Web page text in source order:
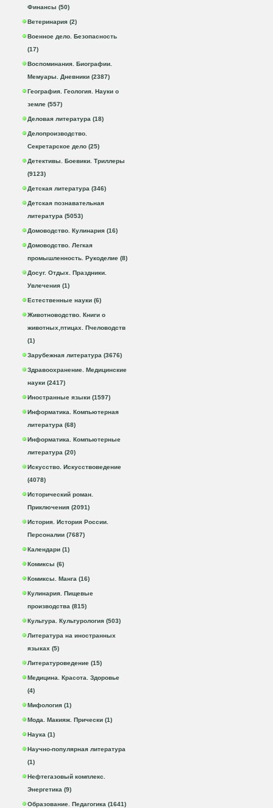
Финансы (50)
Ветеринария (2)
Военное дело. Безопасность
(17)
Воспоминания. Биографии.
Мемуары. Дневники (2387)
География. Геология. Науки о
земле (557)
Деловая литература (18)
Делопроизводство.
Секретарское дело (25)
Детективы. Боевики. Триллеры
(9123)
Детская литература (346)
Детская познавательная
литература (5053)
Домоводство. Кулинария (16)
Домоводство. Легкая
промышленность. Рукоделие (8)
Досуг. Отдых. Праздники.
Увлечения (1)
Естественные науки (6)
Животноводство. Книги о
животных,птицах. Пчеловодств
(1)
Зарубежная литература (3676)
Здравоохранение. Медицинские
науки (2417)
Иностранные языки (1597)
Информатика. Компьютерная
литература (68)
Информатика. Компьютерные
литература (20)
Искусство. Искусствоведение
(4078)
Исторический роман.
Приключения (2091)
История. История России.
Персоналии (7687)
Календари (1)
Комиксы (6)
Комиксы. Манга (16)
Кулинария. Пищевые
производства (815)
Культура. Культурология (503)
Литература на иностранных
языках (5)
Литературоведение (15)
Медицина. Красота. Здоровье
(4)
Мифология (1)
Мода. Макияж. Прически (1)
Наука (1)
Научно-популярная литература
(1)
Нефтегазовый комплекс.
Энергетика (9)
Образование. Педагогика (1641)